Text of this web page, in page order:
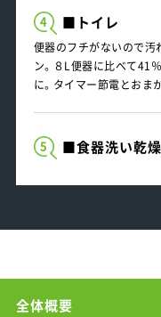
4 ■トイレ
便器のフチがないので汚
ン。８L便器に比べて41
に。タイマー節電とお
5 ■食器洗い乾
全体概要